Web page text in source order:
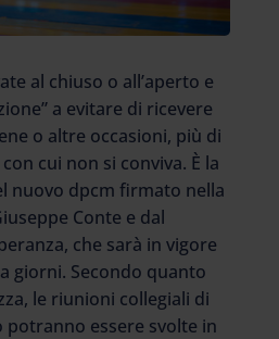
al chiuso o all’aperto e
a evitare di ricevere
o altre occasioni, più di
cui non si conviva. È la
nuovo dpcm firmato nella
Conte e dal
che sarà in vigore
giorni. Secondo quanto
le riunioni collegiali di
potranno essere svolte in